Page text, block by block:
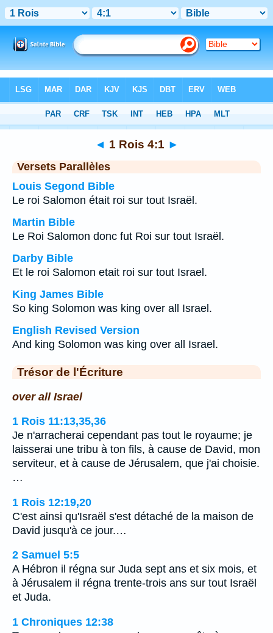
Chapitre 4> Verset 1
◄ 1 Rois 4:1 ►
Versets Parallèles
Louis Segond Bible
Le roi Salomon était roi sur tout Israël.
Martin Bible
Le Roi Salomon donc fut Roi sur tout Israël.
Darby Bible
Et le roi Salomon etait roi sur tout Israel.
King James Bible
So king Solomon was king over all Israel.
English Revised Version
And king Solomon was king over all Israel.
Trésor de l'Écriture
over all Israel
1 Rois 11:13,35,36
Je n'arracherai cependant pas tout le royaume; je
laisserai une tribu à ton fils, à cause de David, mon
serviteur, et à cause de Jérusalem, que j'ai choisie.
…
1 Rois 12:19,20
C'est ainsi qu'Israël s'est détaché de la maison de
David jusqu'à ce jour.…
2 Samuel 5:5
A Hébron il régna sur Juda sept ans et six mois, et
à Jérusalem il régna trente-trois ans sur tout Israël
et Juda.
1 Chroniques 12:38